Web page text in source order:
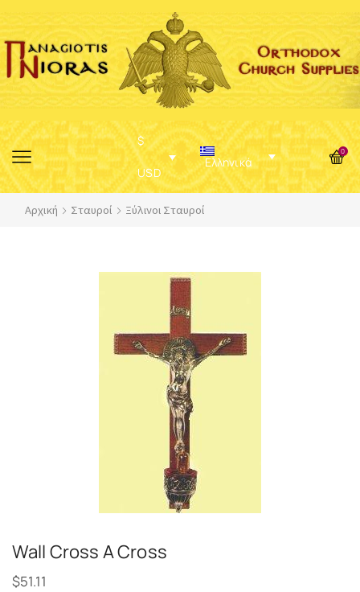
$
USD
Ελληνικά
0
Αρχική Σταυροί Ξύλινοι Σταυροί
Wall Cross A Cross
$51.11